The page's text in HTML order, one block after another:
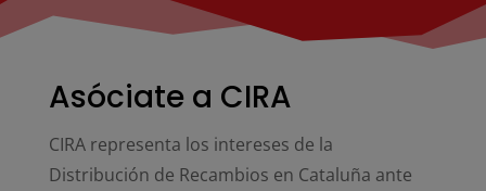
Asóciate a CIRA
CIRA representa los intereses de la
Distribución de Recambios en Cataluña ante